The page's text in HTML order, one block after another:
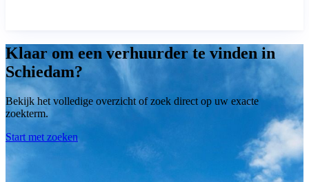
Klaar om een verhuurder te vinden in
Schiedam?
Bekijk het volledige overzicht of zoek direct op uw exacte
zoekterm.
Start met zoeken